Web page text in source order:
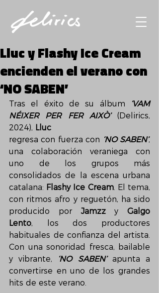
Lluc y Flashy Ice Cream
encienden el verano con
‘NO SABEN’
Tras el éxito de su álbum
‘VAM
NÉIXER PER FER AIXÒ’ (Delirics,
2024), Lluc
regresa con fuerza con ‘NO SABEN’,
una colaboración veraniega con
uno de los grupos más
consolidados de la escena urbana
catalana: Flashy Ice Cream. El tema,
con ritmos afro y reguetón, ha sido
producido por Jamzz y Galgo
Lento, los dos productores
habituales de confianza del artista.
Con una sonoridad fresca, bailable
y vibrante,
‘NO SABEN’ apunta a
convertirse en uno de los grandes
hits de este verano.